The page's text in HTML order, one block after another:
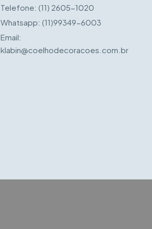
Telefone: (11) 2605-1020
Whatsapp: (11)99349-6003
Email:
klabin@coelhodecoracoes.com.br